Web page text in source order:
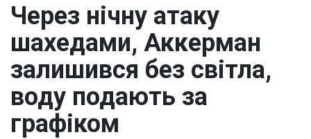
Через нічну атаку
шахедами, Аккерман
залишився без світла,
воду подають за
графіком